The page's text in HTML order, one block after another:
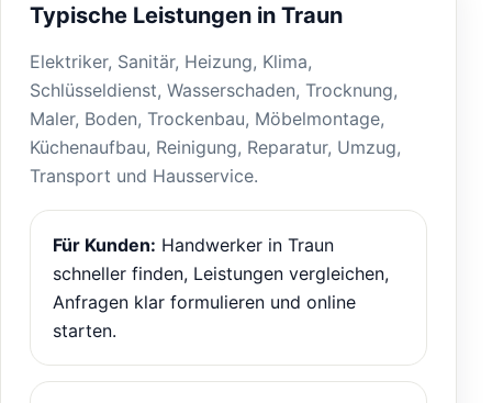
Typische Leistungen in Traun
Elektriker, Sanitär, Heizung, Klima,
Schlüsseldienst, Wasserschaden, Trocknung,
Maler, Boden, Trockenbau, Möbelmontage,
Küchenaufbau, Reinigung, Reparatur, Umzug,
Transport und Hausservice.
Für Kunden: Handwerker in Traun
schneller finden, Leistungen vergleichen,
Anfragen klar formulieren und online
starten.